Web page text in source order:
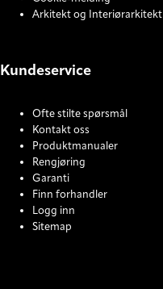
Arkitekt og Interiørarkitekt
Kundeservice
Ofte stilte spørsmål
Kontakt oss
Produktmanualer
Rengjøring
Garanti
Finn forhandler
Logg inn
Sitemap